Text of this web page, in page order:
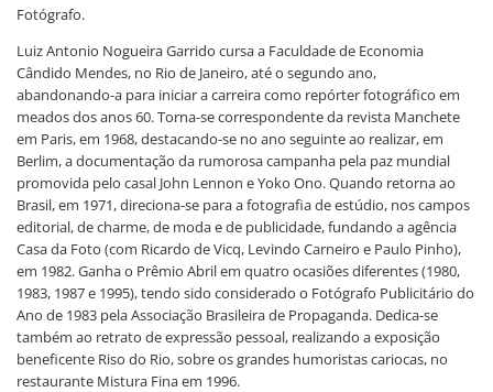
Fotógrafo.
Luiz Antonio Nogueira Garrido cursa a Faculdade de Economia
Cândido Mendes, no Rio de Janeiro, até o segundo ano,
abandonando-a para iniciar a carreira como repórter fotográfico em
meados dos anos 60. Torna-se correspondente da revista Manchete
em Paris, em 1968, destacando-se no ano seguinte ao realizar, em
Berlim, a documentação da rumorosa campanha pela paz mundial
promovida pelo casal John Lennon e Yoko Ono. Quando retorna ao
Brasil, em 1971, direciona-se para a fotografia de estúdio, nos campos
editorial, de charme, de moda e de publicidade, fundando a agência
Casa da Foto (com Ricardo de Vicq, Levindo Carneiro e Paulo Pinho),
em 1982. Ganha o Prêmio Abril em quatro ocasiões diferentes (1980,
1983, 1987 e 1995), tendo sido considerado o Fotógrafo Publicitário do
Ano de 1983 pela Associação Brasileira de Propaganda. Dedica-se
também ao retrato de expressão pessoal, realizando a exposição
beneficente Riso do Rio, sobre os grandes humoristas cariocas, no
restaurante Mistura Fina em 1996.